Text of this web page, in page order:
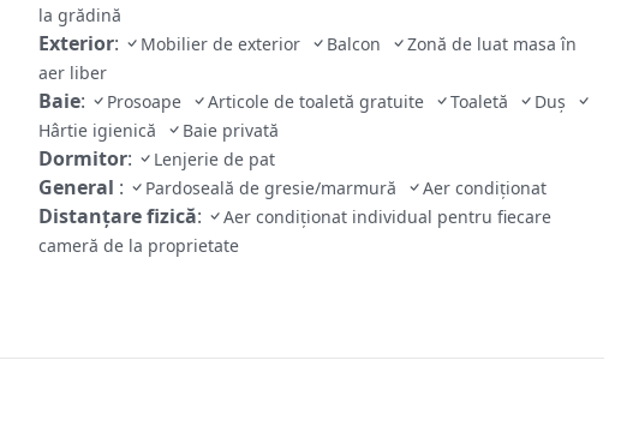
la grădină
Exterior: Mobilier de exterior Balcon
Zonă de luat masa în
aer liber
Baie: Prosoape Articole de toaletă gratuite Toaletă
Duș
Hârtie igienică
Baie privată
Dormitor: Lenjerie de pat
General : Pardoseală de gresie/marmură Aer condiționat
Distanțare fizică:
Aer condiționat individual pentru fiecare
cameră de la proprietate